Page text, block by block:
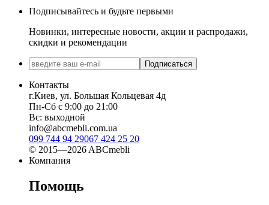
Подписывайтесь и будьте первыми
Новинки, интересные новости, акции и распродажи,
скидки и рекомендации
Подписаться
Контакты
г.Киев, ул. Большая Кольцевая 4д
Пн-Сб с 9:00 до 21:00
Вс: выходной
info@abcmebli.com.ua
099 744 94 29067 424 25 20
© 2015—2026 ABCmebli
Компания
Помощь